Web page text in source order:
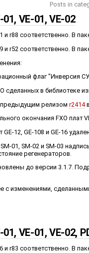
Posts in
VE-01, VE-02
r88 соответственно. В
r52 соответственно. В
флаг "Инверсия
сделанных в библиотеке
предыдущим релизомr2414
окончания FXO
GE-12, GE-108 и GE-16
01, SM-02 и SM-03
регенераторов.
до версии 3.1.7.
с изменениями,
VE-01, VE-02,
r83 соответственно. В